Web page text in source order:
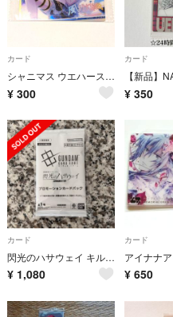
カード
シャニマス ウエハース3 No.02 風野灯織 カード
¥ 300
カード
¥ 350
カード
閃光のハサウェイ キルケーの魔女 入場者特典カード プロモーションカードパック 2枚セット
¥ 1,080
カード
¥ 650